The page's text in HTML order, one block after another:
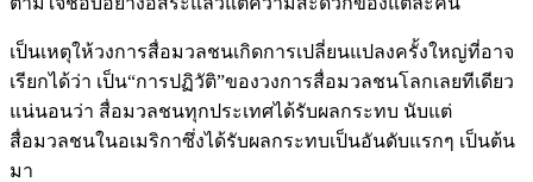
เป็นเหตุให้วงการสื่อมวลชนเกิดการเปลี่ยนแปลงครั้งใหญ่ที่อาจ
เรียกได้ว่า เป็น“การปฏิวัติ”ของวงการสื่อมวลชนโลกเลยทีเดียว
แน่นอนว่า สื่อมวลชนทุกประเทศได้รับผลกระทบ นับแต่
สื่อมวลชนในอเมริกาซึ่งได้รับผลกระทบเป็นอันดับแรกๆ เป็นต้น
มา